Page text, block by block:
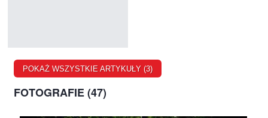
POKAŻ WSZYSTKIE ARTYKUŁY (3)
FOTOGRAFIE (47)